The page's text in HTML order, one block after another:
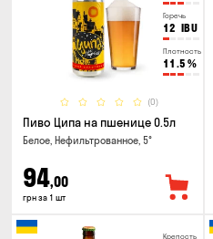
Горечь
12 IBU
Плотность
11.5 %
(0)
Пиво Ципа на пшенице 0.5л
Белое, Нефильтрованное, 5°
94,00
грн за 1 шт
Крепость